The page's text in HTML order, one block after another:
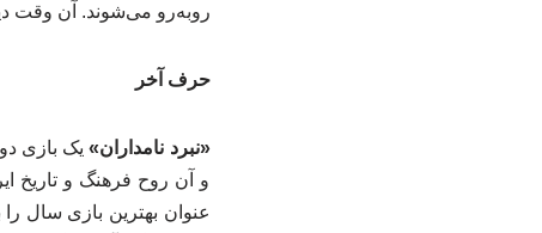
روبه‌رو می‌شوند. آن وقت
حرف آخر
«نبرد نامداران»یک بازی
و آن روح فرهنگ و
عنوان بهترین بازی سال